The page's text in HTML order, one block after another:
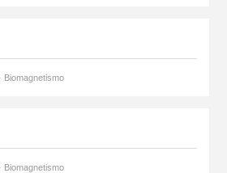
Biomagnetismo
Biomagnetismo